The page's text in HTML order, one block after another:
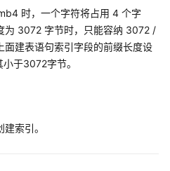
时，一个字符将占用 4 个字
为 3072 字节时，只能容纳 3072 /
建表语句索引字段的前缀长度设
于3072字节。
索引。